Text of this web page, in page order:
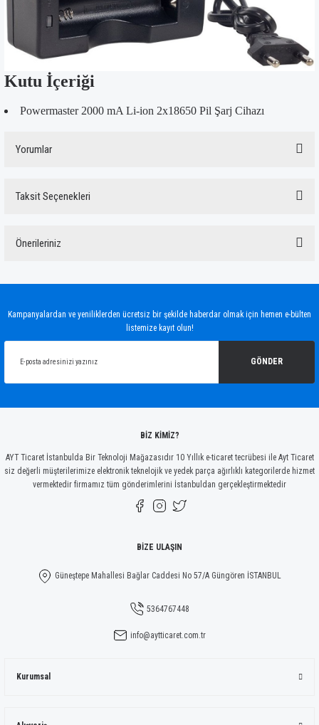
Kutu İçeriği
Powermaster 2000 mA Li-ion 2x18650 Pil Şarj Cihazı
Yorumlar
Taksit Seçenekleri
Önerileriniz
Ürün açıklamasında eksik bilgiler bulunuyor.
Gönder
Kampanyalardan ve yeniliklerden ücretsiz bir şekilde haberdar olmak için hemen e-bülten
listemize kayıt olun!
GÖNDER
BİZ KİMİZ?
AYT Ticaret İstanbulda Bir Teknoloji Mağazasıdır 10 Yıllık e-ticaret tecrübesi ile Ayt Ticaret
siz değerli müşterilerimize elektronik teknelojik ve yedek parça ağırlıklı kategorilerde hizmet
vermektedir firmamız tüm gönderimlerini İstanbuldan gerçekleştirmektedir
BİZE ULAŞIN
Güneştepe Mahallesi Bağlar Caddesi No 57/A Güngören İSTANBUL
5364767448
info@aytticaret.com.tr
Kurumsal